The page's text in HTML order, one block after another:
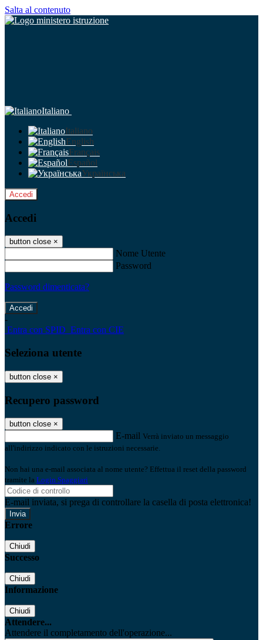
Salta al contenuto
Italiano
Italiano
English
Français
Español
Українська
Accedi
Accedi
button close ×
Nome Utente
Password
Password dimenticata?
-
Entra con SPID Entra con CIE
Seleziona utente
button close ×
Recupero password
button close ×
E-mail Verrà inviato un messaggio
all'indirizzo indicato con le istruzioni necessarie.
Non hai una e-mail associata al nome utente? Effettua il reset della password
tramite la Login Spaggiari
E-mail inviata, si prega di controllare la casella di posta elettronica!
Errore
Chiudi
Successo
Chiudi
Informazione
Chiudi
Attendere...
Attendere il completamento dell'operazione...